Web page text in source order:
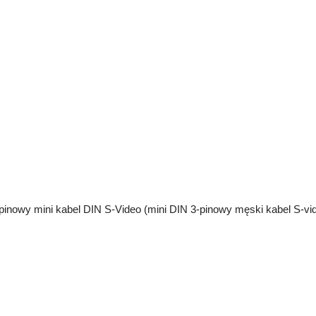
mini kabel DIN S-Video (mini DIN 3-pinowy męski kabel S-